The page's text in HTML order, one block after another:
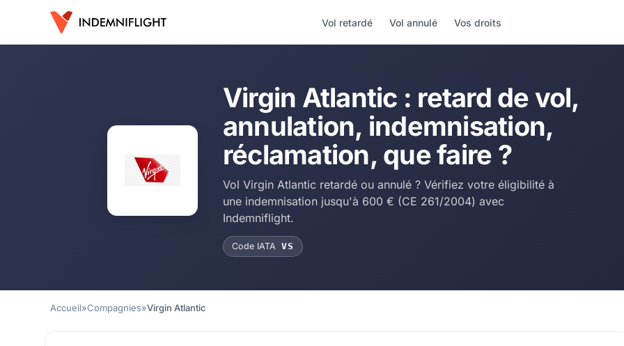
Vol retardé Vol annulé Vos droits
Virgin Atlantic : retard de vol,
annulation, indemnisation,
réclamation, que faire ?
Vol Virgin Atlantic retardé ou annulé ? Vérifiez votre éligibilité à
une indemnisation jusqu'à 600 € (CE 261/2004) avec
Indemniflight.
Code IATA VS
Accueil»Compagnies»Virgin Atlantic